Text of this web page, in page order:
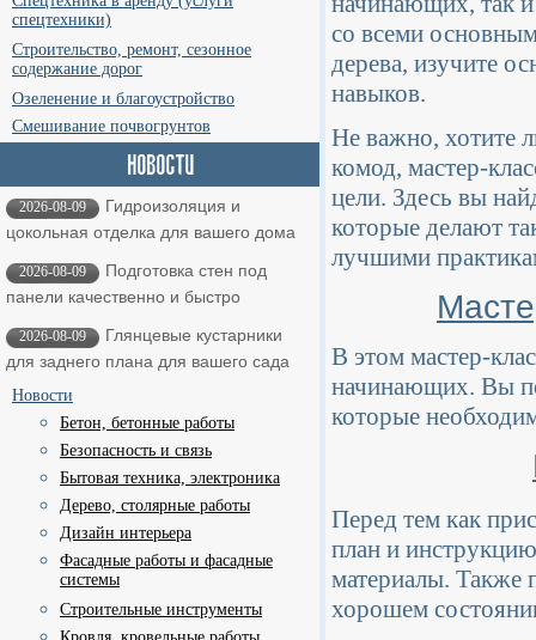
спецтехники)
Строительство, ремонт, сезонное
содержание дорог
Озеленение и благоустройство
Смешивание почвогрунтов
2026-08-09
Гидроизоляция и
цокольная отделка для вашего дома
2026-08-09
Подготовка стен под
панели качественно и быстро
2026-08-09
Глянцевые кустарники
для заднего плана для вашего сада
Новости
Бетон, бетонные работы
Безопасность и связь
Бытовая техника, электроника
Дерево, столярные работы
Дизайн интерьера
Фасадные работы и фасадные
системы
Строительные инструменты
со всеми
дерева, изучите
навыков.
Не важно, хотите
комод, мастер-
цели. Здесь вы
которые делают
лучшими
В этом мастер-
начинающих. Вы
которые
Перед тем как
план и
материалы. Также
хорошем